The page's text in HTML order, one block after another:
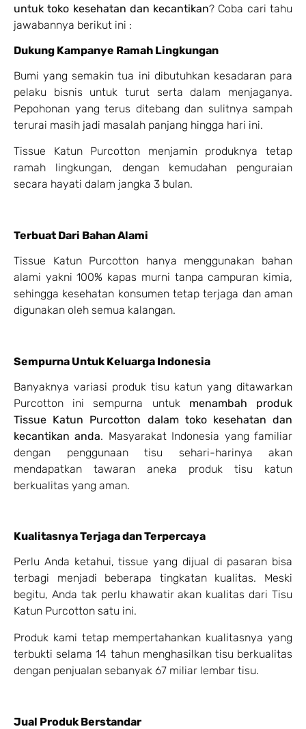
untuk toko kesehatan dan kecantikan? Coba cari tahu
jawabannya berikut ini :
Dukung Kampanye Ramah Lingkungan
Bumi yang semakin tua ini dibutuhkan kesadaran para
pelaku bisnis untuk turut serta dalam menjaganya.
Pepohonan yang terus ditebang dan sulitnya sampah
terurai masih jadi masalah panjang hingga hari ini.
Tissue Katun Purcotton menjamin produknya tetap
ramah lingkungan, dengan kemudahan penguraian
secara hayati dalam jangka 3 bulan.
Terbuat Dari Bahan Alami
Tissue Katun Purcotton hanya menggunakan bahan
alami yakni 100% kapas murni tanpa campuran kimia,
sehingga kesehatan konsumen tetap terjaga dan aman
digunakan oleh semua kalangan.
Sempurna Untuk Keluarga Indonesia
Banyaknya variasi produk tisu katun yang ditawarkan
Purcotton ini sempurna untuk menambah produk
Tissue Katun Purcotton dalam toko kesehatan dan
kecantikan anda. Masyarakat Indonesia yang familiar
dengan penggunaan tisu sehari-harinya akan
mendapatkan tawaran aneka produk tisu katun
berkualitas yang aman.
Kualitasnya Terjaga dan Terpercaya
Perlu Anda ketahui, tissue yang dijual di pasaran bisa
terbagi menjadi beberapa tingkatan kualitas. Meski
begitu, Anda tak perlu khawatir akan kualitas dari Tisu
Katun Purcotton satu ini.
Produk kami tetap mempertahankan kualitasnya yang
terbukti selama 14 tahun menghasilkan tisu berkualitas
dengan penjualan sebanyak 67 miliar lembar tisu.
Jual Produk Berstandar